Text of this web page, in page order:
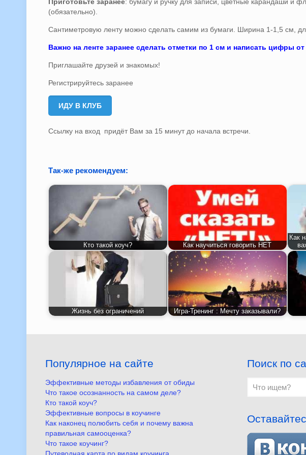
Приготовьте заранее: бумагу и ручку для записи, цветные карандаши и
(обязательно).
Сантиметровую ленту можно сделать самим из бумаги. Ширина 1-1,5 см,
Важно на ленте заранее сделать отметки по 1 см и написать цифры от
Приглашайте друзей и знакомых!
Регистрируйтесь заранее
ИДУ В КЛУБ
Ссылку на вход придёт Вам за 15 минут до начала встречи.
Так-же рекомендуем:
Кто такой коуч? Как научиться говорить НЕТ
Как
Жизнь без ограничений Игра-Тренинг : Мечту заказывали?
Популярное на сайте
Эффективные методы избавления от обиды
Что такое осознанность на самом деле?
Кто такой коуч?
Эффективные вопросы в коучинге
Как наконец полюбить себя и почему важна
правильная самооценка?
Что такое коучинг?
Поиск по